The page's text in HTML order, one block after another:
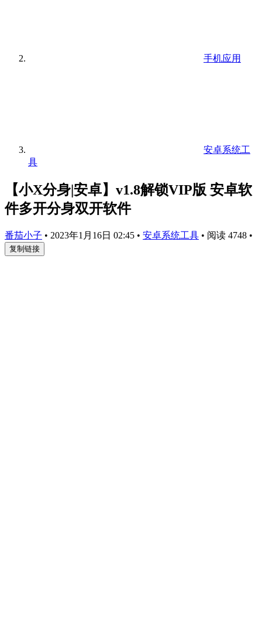
手机应用
安卓系统工
具
【小X分身|安卓】v1.8解锁VIP版 安卓软
件多开分身双开软件
番茄小子 • 2023年1月16日 02:45 • 安卓系统工具 • 阅读 4748 •
复制链接